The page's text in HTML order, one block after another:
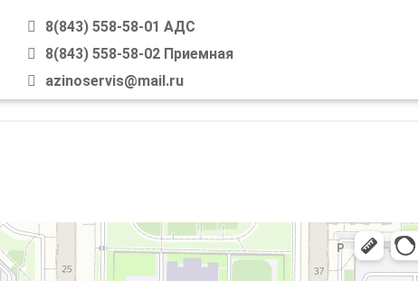
8(843) 558-58-01 АДС
8(843) 558-58-02 Приемная
azinoservis@mail.ru